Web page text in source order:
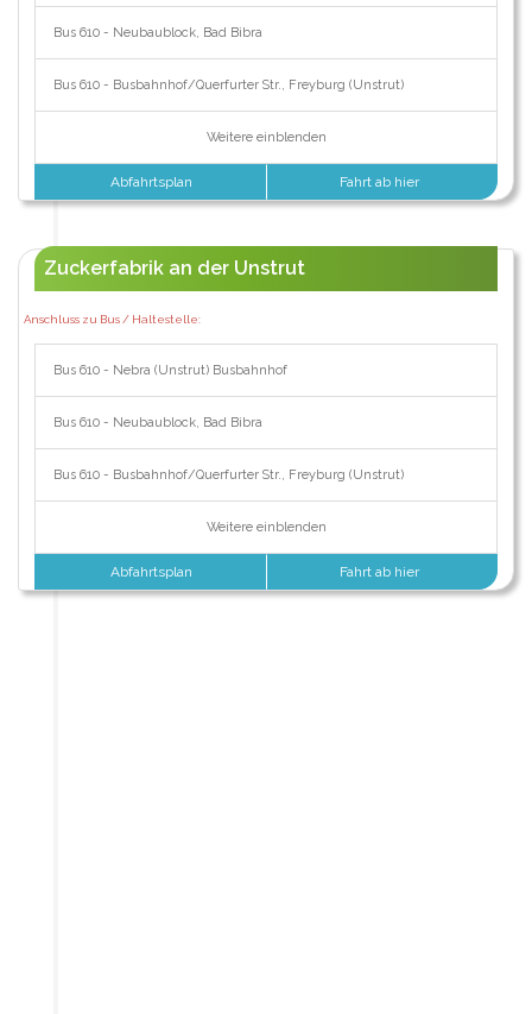
Bus 610 - Neubaublock, Bad Bibra
Bus 610 - Busbahnhof/Querfurter Str., Freyburg (Unstrut)
Weitere einblenden
Abfahrtsplan Fahrt ab hier
Zuckerfabrik an der Unstrut
Anschluss zu Bus / Haltestelle:
Bus 610 - Nebra (Unstrut) Busbahnhof
Bus 610 - Neubaublock, Bad Bibra
Bus 610 - Busbahnhof/Querfurter Str., Freyburg (Unstrut)
Weitere einblenden
Abfahrtsplan Fahrt ab hier